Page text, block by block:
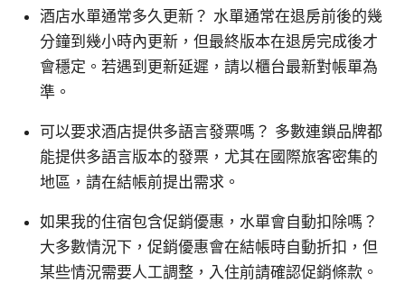
酒店水單通常多久更新？ 水單通常在退房前後的幾
分鐘到幾小時內更新，但最終版本在退房完成後才
會穩定。若遇到更新延遲，請以櫃台最新對帳單為
準。
可以要求酒店提供多語言發票嗎？ 多數連鎖品牌都
能提供多語言版本的發票，尤其在國際旅客密集的
地區，請在結帳前提出需求。
如果我的住宿包含促銷優惠，水單會自動扣除嗎？
大多數情況下，促銷優惠會在結帳時自動折扣，但
某些情況需要人工調整，入住前請確認促銷條款。